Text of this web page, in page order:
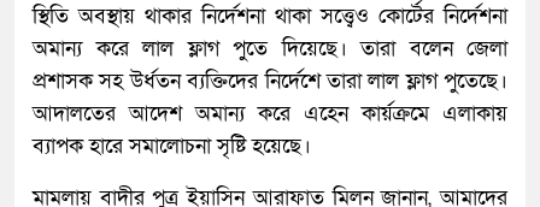
স্থিতি অবস্থায় থাকার নির্দেশনা থাকা সত্ত্বেও কোর্টের নির্দেশনা
অমান্য করে লাল ফ্লাগ পুতে দিয়েছে। তারা বলেন জেলা
প্রশাসক সহ উর্ধতন ব্যক্তিদের নির্দেশে তারা লাল ফ্লাগ পুতেছে।
আদালতের আদেশ অমান্য করে এহেন কার্য়ক্রমে এলাকায়
ব্যাপক হারে সমালোচনা সৃষ্টি হয়েছে।
মামলায় বাদীর পুত্র ইয়াসিন আরাফাত মিলন জানান, আমাদের